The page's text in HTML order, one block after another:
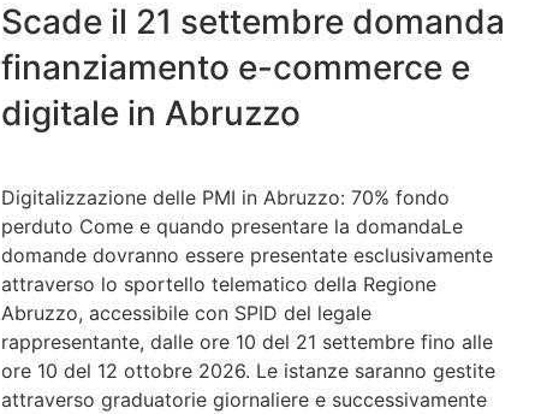
Scade il 21 settembre domanda
finanziamento e-commerce e
digitale in Abruzzo
Digitalizzazione delle PMI in Abruzzo: 70% fondo
perduto Come e quando presentare la domandaLe
domande dovranno essere presentate esclusivamente
attraverso lo sportello telematico della Regione
Abruzzo, accessibile con SPID del legale
rappresentante, dalle ore 10 del 21 settembre fino alle
ore 10 del 12 ottobre 2026. Le istanze saranno gestite
attraverso graduatorie giornaliere e successivamente